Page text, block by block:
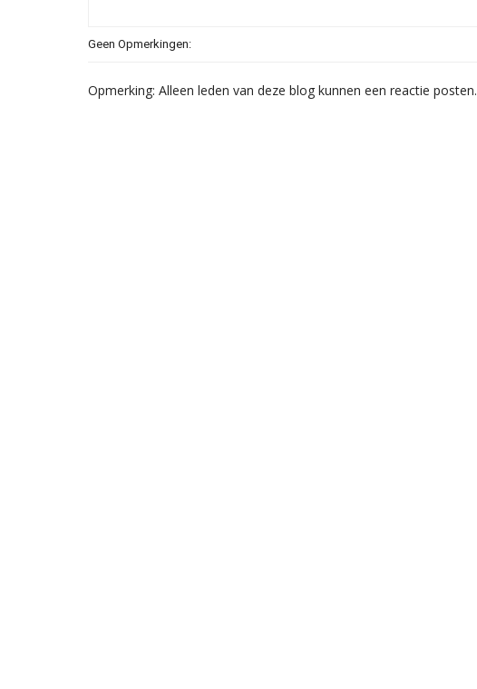
Geen Opmerkingen:
Opmerking: Alleen leden van deze blog kunnen een reactie posten.